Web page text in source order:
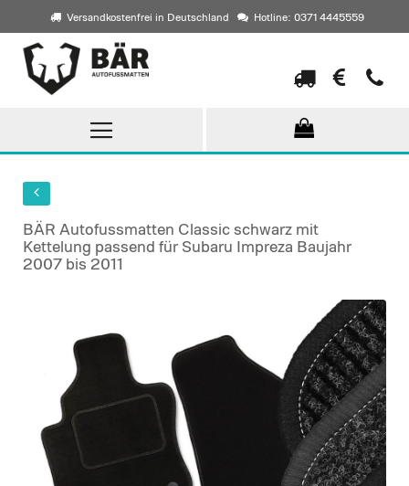
Versandkostenfrei in Deutschland Hotline: 0371 4445559
Direkt
zum
Inhalt
BÄR Autofussmatten Classic schwarz mit
Kettelung passend für Subaru Impreza Baujahr
2007 bis 2011
images
gallery